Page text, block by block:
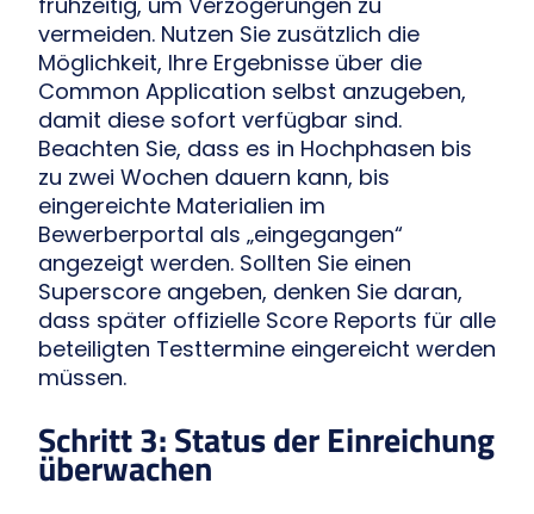
vermeiden. Nutzen Sie zusätzlich die
Möglichkeit, Ihre Ergebnisse über die
Common Application selbst anzugeben,
damit diese sofort verfügbar sind.
Beachten Sie, dass es in Hochphasen bis
zu zwei Wochen dauern kann, bis
eingereichte Materialien im
Bewerberportal als „eingegangen“
angezeigt werden. Sollten Sie einen
Superscore angeben, denken Sie daran,
dass später offizielle Score Reports für alle
beteiligten Testtermine eingereicht werden
müssen.
Schritt 3: Status der Einreichung
überwachen